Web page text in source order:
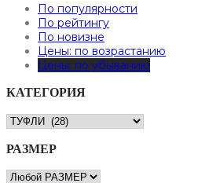
По популярности
По рейтингу
По новизне
Цены: по возрастанию
Цены: по убыванию
КАТЕГОРИЯ
РАЗМЕР